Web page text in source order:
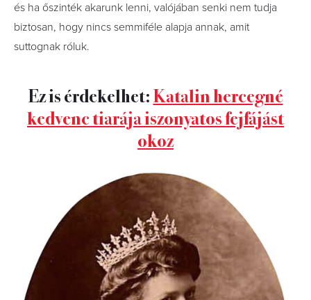
és ha őszinték akarunk lenni, valójában senki nem tudja
biztosan, hogy nincs semmiféle alapja annak, amit
suttognak róluk.
Ez is érdekelhet:Katalin hercegné
kedvenc tiarája iszonyatos fejfájást
okoz